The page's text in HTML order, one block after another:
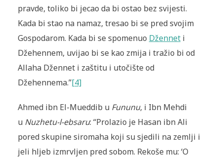
pravde, toliko bi jecao da bi ostao bez svijesti.
Kada bi stao na namaz, tresao bi se pred svojim
Gospodarom. Kada bi se spomenuo Dženneti
Džehennem, uvijao bi se kao zmija i tražio bi od
Allaha Džennet i zaštitu i utočište od
Džehennema.”[4]
Ahmed ibn El-Mueddib u Fununu, i Ibn Mehdi
u Nuzhetu-l-ebsaru: “Prolazio je Hasan ibn Ali
pored skupine siromaha koji su sjedili na zemlji i
jeli hljeb izmrvljen pred sobom. Rekoše mu: ‘O